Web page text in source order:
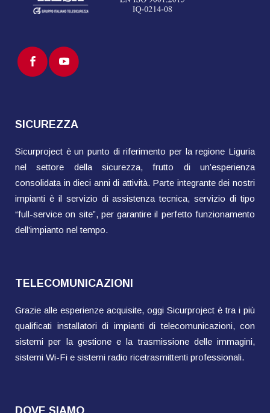
SICUREZZA
Sicurproject è un punto di riferimento per la regione Liguria
nel settore della sicurezza, frutto di un’esperienza
consolidata in dieci anni di attività. Parte integrante dei nostri
impianti è il servizio di assistenza tecnica, servizio di tipo
“full-service on site”, per garantire il perfetto funzionamento
dell’impianto nel tempo.
TELECOMUNICAZIONI
Grazie alle esperienze acquisite, oggi Sicurproject è tra i più
qualificati installatori di impianti di telecomunicazioni, con
sistemi per la gestione e la trasmissione delle immagini,
sistemi Wi-Fi e sistemi radio ricetrasmittenti professionali.
DOVE SIAMO